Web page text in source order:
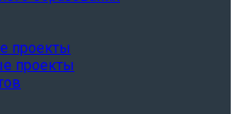
проекты
проекты